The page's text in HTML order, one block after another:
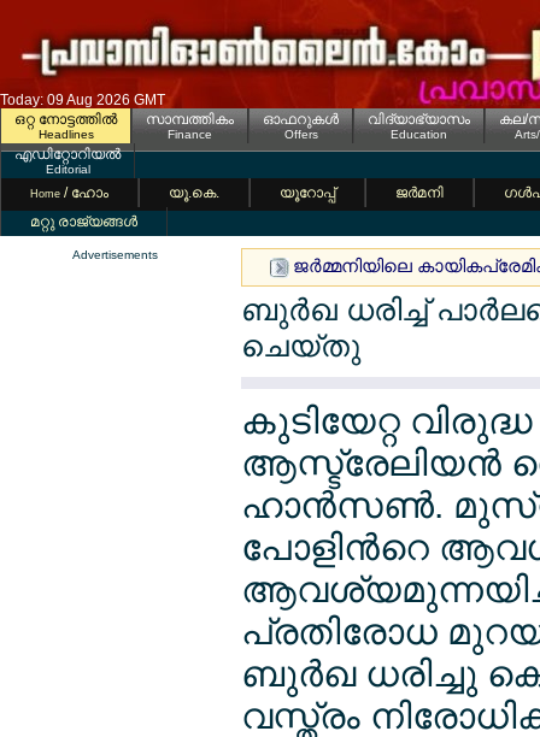
Today: 09 Aug 2026 GMT
ഒറ്റ നോട്ടത്തില്‍
Headlines
സാമ്പത്തികം
Finance
ഓഫറുകള്‍
Offers
വിദ്യാഭ്യാസം
Education
കല/
എഡിറ്റോറിയല്‍
Editorial
Home / ഹോം യൂ.കെ. യൂറോപ്പ് ജര്‍മനി
മറ്റു രാജ്യങ്ങള്‍
Advertisements
ജര്‍മ്മനിയിലെ
ബുര്‍ഖ ധരിച്ച്
ചെയ്തു
കുടിയേറ്റ
ആസ്ട്രേലിയന്‍
ഹാന്‍സണ്‍.
പോളിന്‍റെ
പ്രതിരോധ
ബുര്‍ഖ ധരിച്ചു
വസ്ത്രം